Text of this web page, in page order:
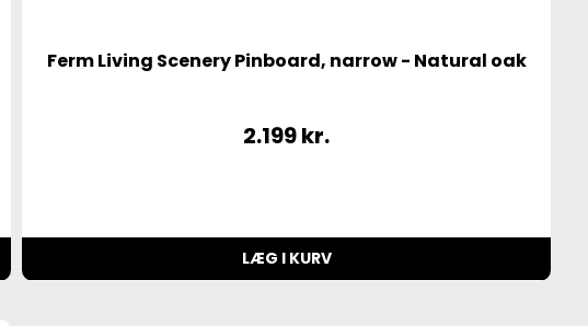
Ferm Living Scenery Pinboard, narrow - Natural oak
2.199kr.
LÆG I KURV